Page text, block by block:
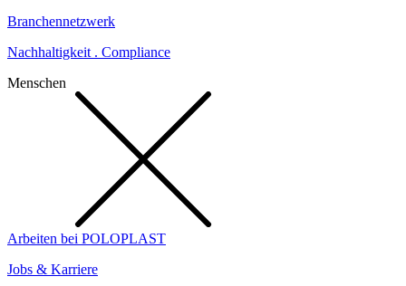
Branchennetzwerk
Nachhaltigkeit . Compliance
Menschen
Arbeiten bei POLOPLAST
Jobs & Karriere